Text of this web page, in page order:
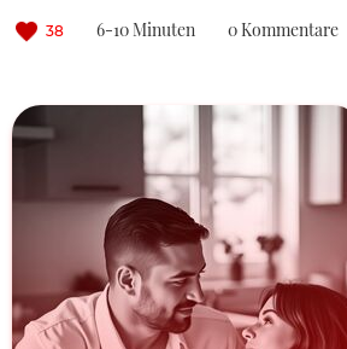
38 6-10 Minuten 0 Kommentare